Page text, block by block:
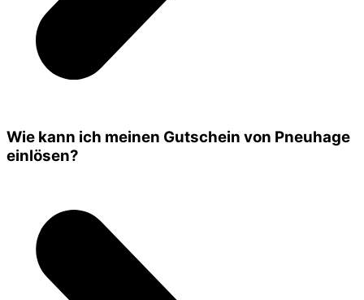
Wie kann ich meinen Gutschein von Pneuhage
einlösen?